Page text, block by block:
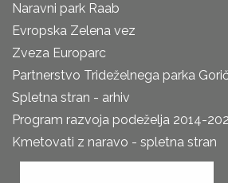
Naravni park Raab
Evropska Zelena vez
Zveza Europarc
Partnerstvo Trideželnega parka
Spletna stran - arhiv
Program razvoja podeželja 2014-
Kmetovati z naravo - spletna stran